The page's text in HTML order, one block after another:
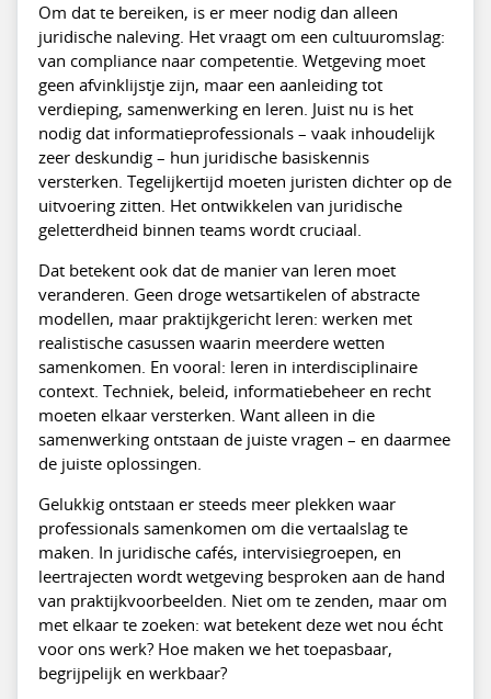
Om dat te bereiken, is er meer nodig dan alleen
juridische naleving. Het vraagt om een cultuuromslag:
van compliance naar competentie. Wetgeving moet
geen afvinklijstje zijn, maar een aanleiding tot
verdieping, samenwerking en leren. Juist nu is het
nodig dat informatieprofessionals – vaak inhoudelijk
zeer deskundig – hun juridische basiskennis
versterken. Tegelijkertijd moeten juristen dichter op de
uitvoering zitten. Het ontwikkelen van juridische
geletterdheid binnen teams wordt cruciaal.
Dat betekent ook dat de manier van leren moet
veranderen. Geen droge wetsartikelen of abstracte
modellen, maar praktijkgericht leren: werken met
realistische casussen waarin meerdere wetten
samenkomen. En vooral: leren in interdisciplinaire
context. Techniek, beleid, informatiebeheer en recht
moeten elkaar versterken. Want alleen in die
samenwerking ontstaan de juiste vragen – en daarmee
de juiste oplossingen.
Gelukkig ontstaan er steeds meer plekken waar
professionals samenkomen om die vertaalslag te
maken. In juridische cafés, intervisiegroepen, en
leertrajecten wordt wetgeving besproken aan de hand
van praktijkvoorbeelden. Niet om te zenden, maar om
met elkaar te zoeken: wat betekent deze wet nou écht
voor ons werk? Hoe maken we het toepasbaar,
begrijpelijk en werkbaar?